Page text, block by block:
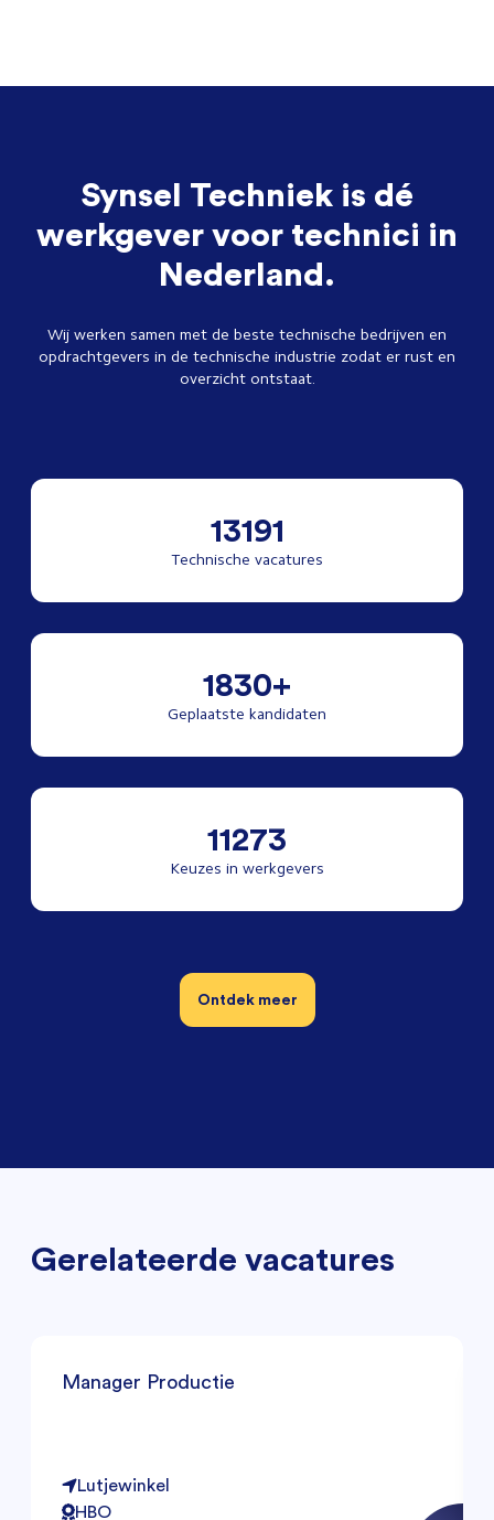
Synsel Techniek is dé
werkgever voor technici in
Nederland.
Wij werken samen met de beste technische bedrijven en
opdrachtgevers in de technische industrie zodat er rust en
overzicht ontstaat.
13191
Technische vacatures
1830+
Geplaatste kandidaten
11273
Keuzes in werkgevers
Ontdek meer
Gerelateerde vacatures
Manager Productie
Lutjewinkel
HBO